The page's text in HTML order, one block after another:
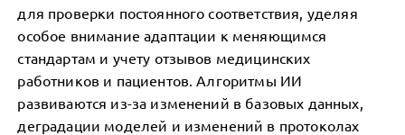
для проверки постоянного соответствия, уделяя
особое внимание адаптации к меняющимся
стандартам и учету отзывов медицинских
работников и пациентов. Алгоритмы ИИ
развиваются из-за изменений в базовых данных,
деградации моделей и изменений в протоколах